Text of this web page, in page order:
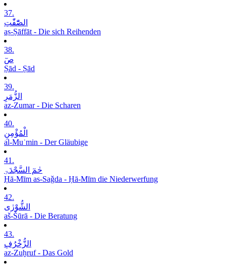
37.
الصّٰٓفّٰتِ
aṣ-Ṣāffāt - Die sich Reihenden
38.
صٓ
Ṣād - Ṣād
39.
الزُّمَرِ
az-Zumar - Die Scharen
40.
الْمُؤْمِنِ
al-Muʾmin - Der Gläubige
41.
حٰمٓ السَّجْدَۃِ
Ḥā-Mīm as-Saǧda - Ḥā-Mīm die Niederwerfung
42.
الشُّوْرٰی
aš-Šūrā - Die Beratung
43.
الزُّخْرُفِ
az-Zuḫruf - Das Gold